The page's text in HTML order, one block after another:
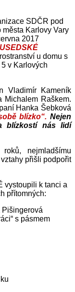
SDČR pod
města Karlovy Vary
2017
u domu s
v Karlových
Vladimír Kameník
Michalem Raškem.
Hanka Šebková
blízko“.Nejen
blízkostí nás lidí
nejmladšímu
přišli podpořit
vystoupili k tanci a
přítomných:
Pišingerová
s pásmem